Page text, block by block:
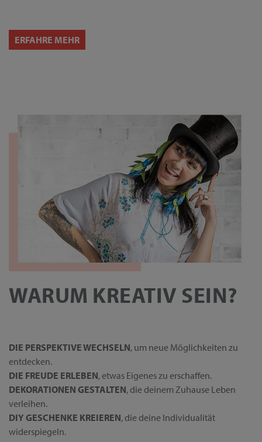
ERFAHRE MEHR
WARUM KREATIV SEIN?
DIE PERSPEKTIVE WECHSELN, um neue Möglichkeiten zu
entdecken.
DIE FREUDE ERLEBEN, etwas Eigenes zu erschaffen.
DEKORATIONEN GESTALTEN, die deinem Zuhause Leben
verleihen.
DIY GESCHENKE KREIEREN, die deine Individualität
widerspiegeln.